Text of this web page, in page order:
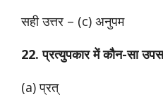
सही उत्तर – (c) अनुपम
22. प्रत्युपकार में कौन-सा
(a) प्रत्